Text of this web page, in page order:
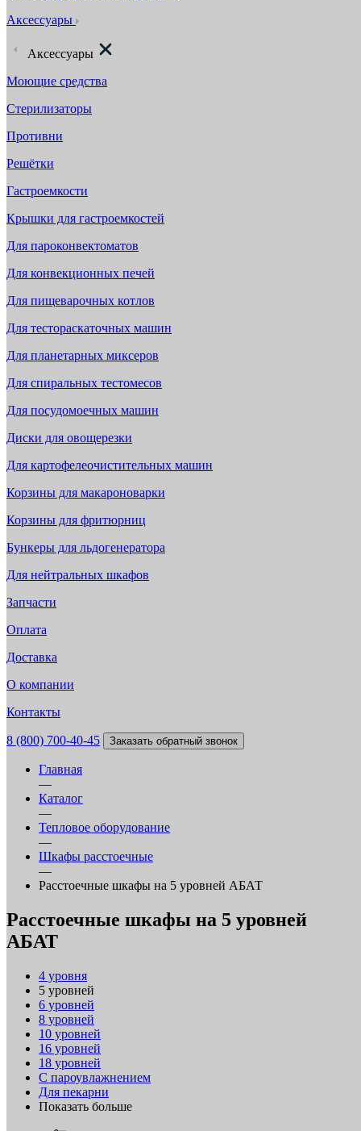
Аксессуары
Аксессуары
Моющие средства
Стерилизаторы
Противни
Решётки
Гастроемкости
Крышки для гастроемкостей
Для пароконвектоматов
Для конвекционных печей
Для пищеварочных котлов
Для тестораскаточных машин
Для планетарных миксеров
Для спиральных тестомесов
Для посудомоечных машин
Диски для овощерезки
Для картофелеочистительных машин
Корзины для макароноварки
Корзины для фритюрниц
Бункеры для льдогенератора
Для нейтральных шкафов
Запчасти
Оплата
Доставка
О компании
Контакты
8 (800) 700-40-45 Заказать обратный звонок
Главная
—
Каталог
—
Тепловое оборудование
—
Шкафы расстоечные
—
Расстоечные шкафы на 5 уровней АБАТ
Расстоечные шкафы на 5 уровней
АБАТ
4 уровня
5 уровней
6 уровней
8 уровней
10 уровней
16 уровней
18 уровней
С пароувлажнением
Для пекарни
Показать больше